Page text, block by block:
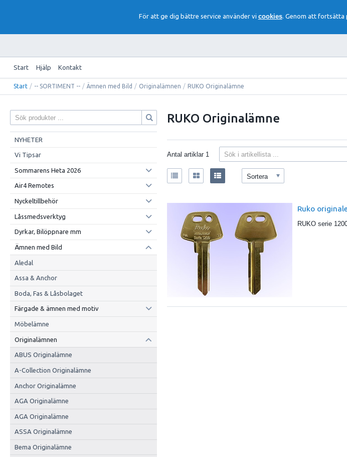
För att ge dig bättre service använder vi cookies. Genom att fortsätta
Start Hjälp Kontakt
Start / -- SORTIMENT -- / Ämnen med Bild / Originalämnen / RUKO Originalämne
NYHETER
Vi Tipsar
Sommarens Heta 2026
Air4 Remotes
Nyckeltillbehör
Låssmedsverktyg
Dyrkar, Bilöppnare mm
Ämnen med Bild
Aledal
Assa & Anchor
Boda, Fas & Låsbolaget
Färgade & ämnen med motiv
Möbelämne
Originalämnen
ABUS Originalämne
A-Collection Originalämne
Anchor Originalämne
AGA Originalämne
AGA Originalämne
ASSA Originalämne
Bema Originalämne
RUKO Originalämne
Antal artiklar 1
Sortera
Ruko
RUKO serie